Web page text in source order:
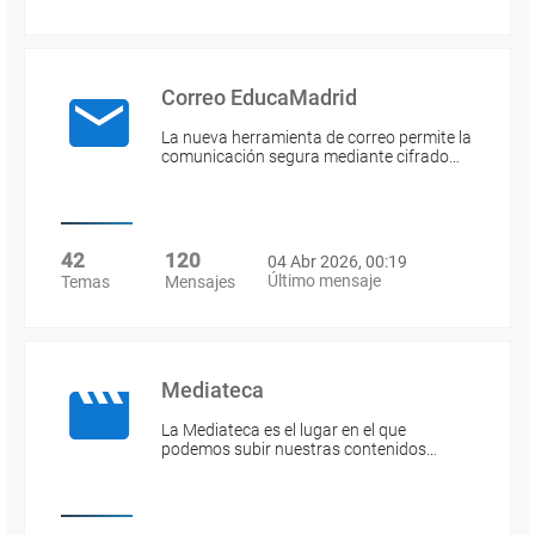
Correo EducaMadrid
La nueva herramienta de correo permite la
comunicación segura mediante cifrado…
42
Temas
120
Mensajes
04 Abr 2026, 00:19
Último mensaje
Mediateca
La Mediateca es el lugar en el que
podemos subir nuestras contenidos…